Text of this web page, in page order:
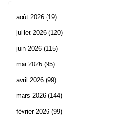
août 2026 (19)
juillet 2026 (120)
juin 2026 (115)
mai 2026 (95)
avril 2026 (99)
mars 2026 (144)
février 2026 (99)